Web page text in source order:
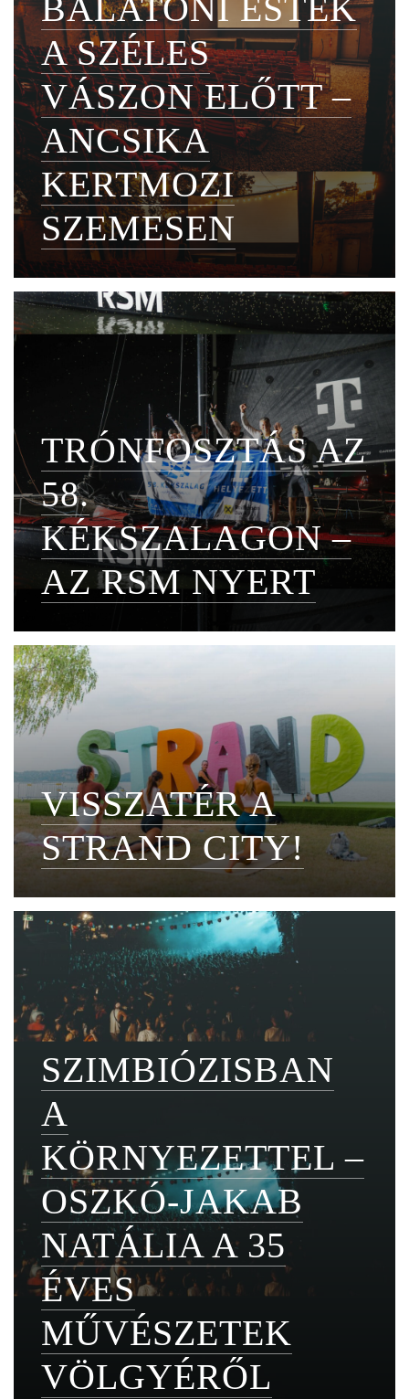
BALATONI ESTÉK
A SZÉLES
VÁSZON ELŐTT –
ANCSIKA
KERTMOZI
SZEMESEN
TRÓNFOSZTÁS AZ
58.
KÉKSZALAGON –
AZ RSM NYERT
VISSZATÉR A
STRAND CITY!
SZIMBIÓZISBAN
A
KÖRNYEZETTEL –
OSZKÓ-JAKAB
NATÁLIA A 35
ÉVES
MŰVÉSZETEK
VÖLGYÉRŐL